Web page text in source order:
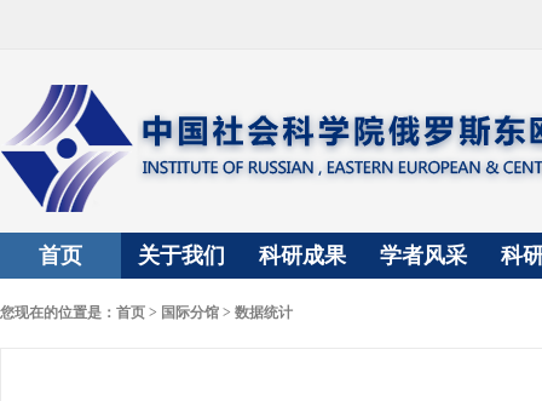
首页 关于我们 科研成果 学者风采 科
您现在的位置是： 首页 > 国际分馆 > 数据统计